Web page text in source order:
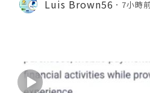
Luis Brown56 7小時